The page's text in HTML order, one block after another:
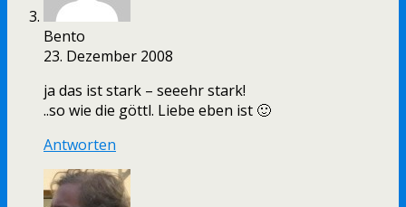
Bento
23. Dezember 2008
ja das ist stark – seeehr stark!
..so wie die göttl. Liebe eben ist 🙂
Antworten